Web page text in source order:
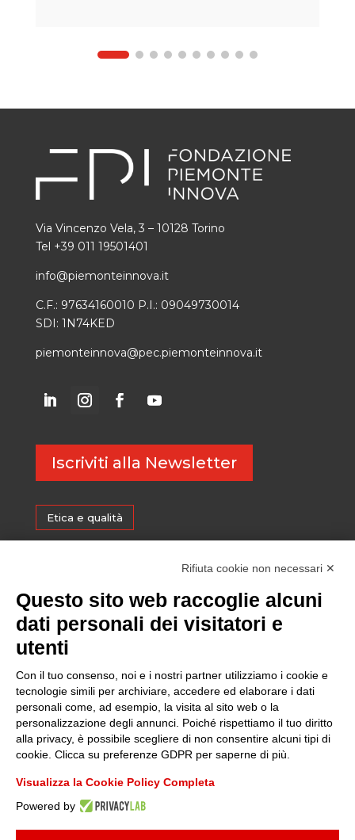
Via Vincenzo Vela, 3 – 10128 Torino
Tel +39 011 19501401
info@piemonteinnova.it
C.F.: 97634160010 P.I.: 09049730014
SDI: 1N74KED
piemonteinnova@pec.piemonteinnova.it
Iscriviti alla Newsletter
Etica e qualità
Sostenibilità
Media
Whistleblowing
Rifiuta cookie non necessari ✕
Questo sito web raccoglie alcuni
dati personali dei visitatori e
utenti
Con il tuo consenso, noi e i nostri partner utilizziamo i cookie e
tecnologie simili per archiviare, accedere ed elaborare i dati
personali come, ad esempio, la visita al sito web o la
personalizzazione degli annunci. Poiché rispettiamo il tuo diritto
alla privacy, è possibile scegliere di non consentire alcuni tipi di
cookie. Clicca su preferenze GDPR per saperne di più.
Visualizza la Cookie Policy Completa
Powered by